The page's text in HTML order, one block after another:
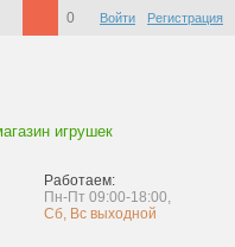
0 Войти Регистрация
игрушек
Работаем:
Пн-Пт 09:00-18:00,
Сб, Вс выходной